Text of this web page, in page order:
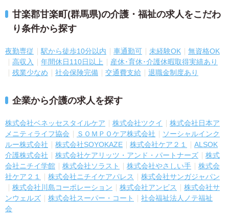
甘楽郡甘楽町(群馬県)の介護・福祉の求人をこだわ
り条件から探す
夜勤専従 駅から徒歩10分以内 車通勤可 未経験OK
無資格OK
高収入
年間休日110日以上
産休･育休･介護休暇取得実績あり
残業少なめ
社会保険完備 交通費支給 退職金制度あり
企業から介護の求人を探す
株式会社ベネッセスタイルケア 株式会社ツクイ
株式会社日本ア
メニティライフ協会
ＳＯＭＰＯケア株式会社
ソーシャルインク
ルー株式会社
株式会社SOYOKAZE 株式会社ケア２１
ALSOK
介護株式会社
株式会社ケアリッツ・アンド・パートナーズ
株式
会社ニチイ学館
株式会社ソラスト 株式会社やさしい手
株式会
社ケア２１
株式会社ニチイケアパレス
株式会社サンガジャパン
株式会社川島コーポレーション
株式会社アンビス
株式会社サ
ンウェルズ
株式会社スーパー・コート
社会福祉法人ノテ福祉
会